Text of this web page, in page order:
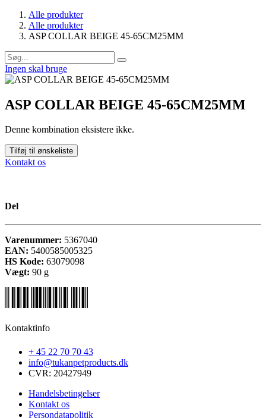
Alle produkter
Alle produkter
ASP COLLAR BEIGE 45-65CM25MM
Ingen skal bruge
ASP COLLAR BEIGE 45-65CM25MM
Denne kombination eksistere ikke.
Tilføj til ønskeliste
Kontakt os
Del
Varenummer: 5367040
EAN: 5400585005325
HS Kode: 63079098
Vægt: 90 g
Kontaktinfo
+ 45 22 70 70 43
info@tukanpetproducts.dk
CVR: 20427949
Handelsbetingelser
Kontakt os
Persondatapolitik